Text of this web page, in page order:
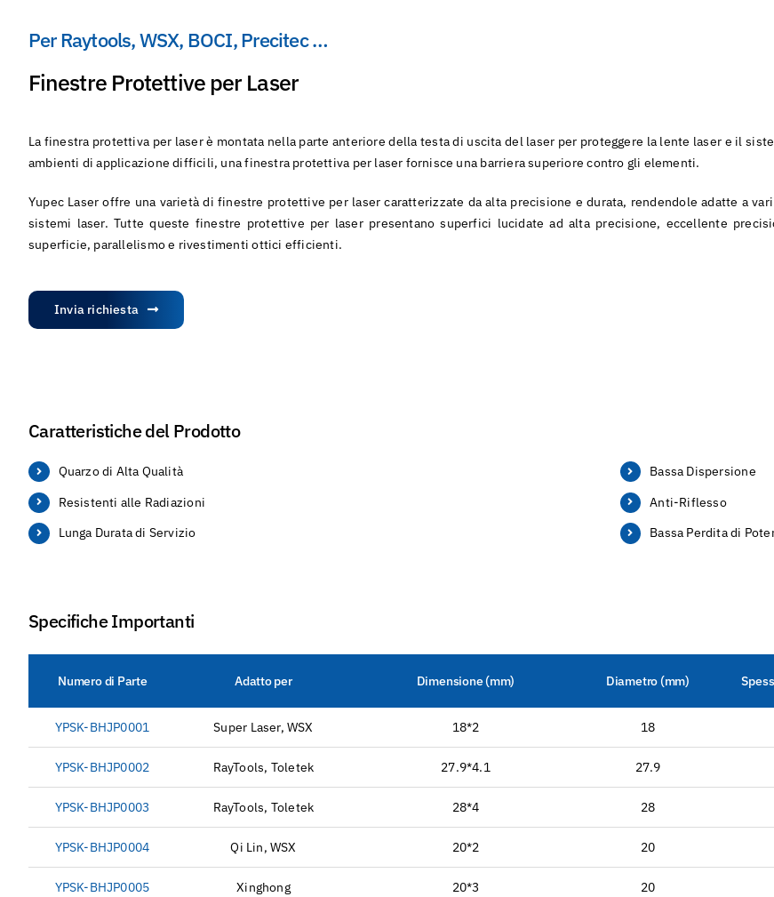
Per Raytools, WSX, BOCI, Precitec …
Finestre Protettive per Laser
La finestra protettiva per laser è montata nella parte anteriore della testa di uscita del laser per proteggere la lente laser e il
ambienti di applicazione difficili, una finestra protettiva per laser fornisce una barriera superiore contro gli elementi.
Yupec Laser offre una varietà di finestre protettive per laser caratterizzate da alta precisione e durata, rendendole adatte a
sistemi laser. Tutte queste finestre protettive per laser presentano superfici lucidate ad alta precisione, eccellente
superficie, parallelismo e rivestimenti ottici efficienti.
Invia richiesta
Caratteristiche del Prodotto
Quarzo di Alta Qualità
Resistenti alle Radiazioni
Lunga Durata di Servizio
Bassa Dispersione
Anti-Riflesso
Bassa Perdita di
Specifiche Importanti
Numero di Parte Adatto per Dimensione (mm) Diametro (mm)
YPSK-BHJP0001 Super Laser, WSX 18*2 18
YPSK-BHJP0002 RayTools, Toletek 27.9*4.1 27.9
YPSK-BHJP0003 RayTools, Toletek 28*4 28
YPSK-BHJP0004 Qi Lin, WSX 20*2 20
YPSK-BHJP0005 Xinghong 20*3 20